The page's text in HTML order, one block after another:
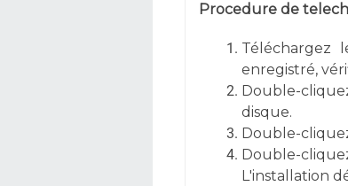
Procedure de
Téléchargez
enregistré,
Double-
disque.
Double-
Double-
L'installation